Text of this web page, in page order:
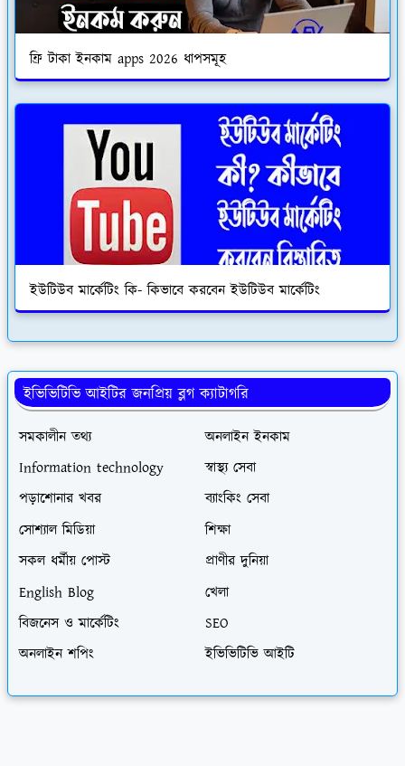
ফ্রি টাকা ইনকাম apps 2026 ধাপসমূহ
ইউটিউব মার্কেটিং কি- কিভাবে করবেন ইউটিউব মার্কেটিং
ইভিভিটিভি আইটির জনপ্রিয় ব্লগ ক্যাটাগরি
সমকালীন তথ্য
অনলাইন ইনকাম
Information technology
স্বাস্থ্য সেবা
পড়াশোনার খবর
ব্যাংকিং সেবা
সোশ্যাল মিডিয়া
শিক্ষা
সকল ধর্মীয় পোস্ট
প্রাণীর দুনিয়া
English Blog
খেলা
বিজনেস ও মার্কেটিং
SEO
অনলাইন শপিং
ইভিভিটিভি আইটি